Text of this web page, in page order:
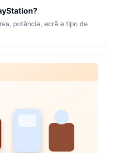
potência, ecrã e tipo de